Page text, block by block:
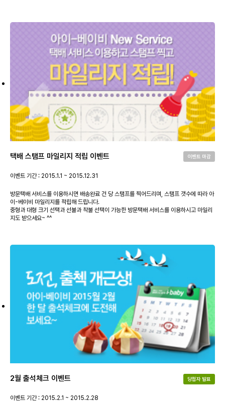
택배 스탬프 마일리지 적립 이벤트 이벤트 마감
이벤트 기간 : 2015.1.1 ~ 2015.12.31
방문택배 서비스를 이용하시면 배송완료 건 당 스탬프를 찍어드리며, 스탬프 갯수에 따라 아
이-베이비 마일리지를 적립해 드립니다.
중형과 대형 크기 선택과 선불과 착불 선택이 가능한 방문택배 서비스를 이용하시고 마일리
지도 받으세요~ ^^
2월 출석체크 이벤트 당첨자 발표
이벤트 기간 : 2015.2.1 ~ 2015.2.28